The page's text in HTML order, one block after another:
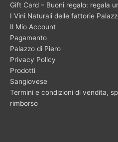
Gift Card – Buoni regalo: regala
I Vini Naturali delle fattorie
Il Mio Account
Pagamento
Palazzo di Piero
Privacy Policy
Prodotti
Sangiovese
Termini e condizioni di vendita,
rimborso